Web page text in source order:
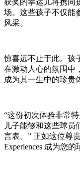
场。这些孩子不仅能
风采。
惊喜远不止于此。孩
在激动人心的氛围中
成为其一生中的珍贵
“这份初次体验非常
儿子能够和这些球员
言表。” 正如这位尊
Experiences 成为您的